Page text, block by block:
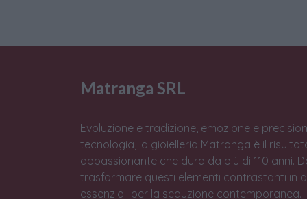
Matranga SRL
Evoluzione e tradizione, emozione e
tecnologia, la gioielleria Matranga è il
appassionante che dura da più di 110 anni.
trasformare questi elementi contrastanti in
essenziali per la seduzione contemporanea.